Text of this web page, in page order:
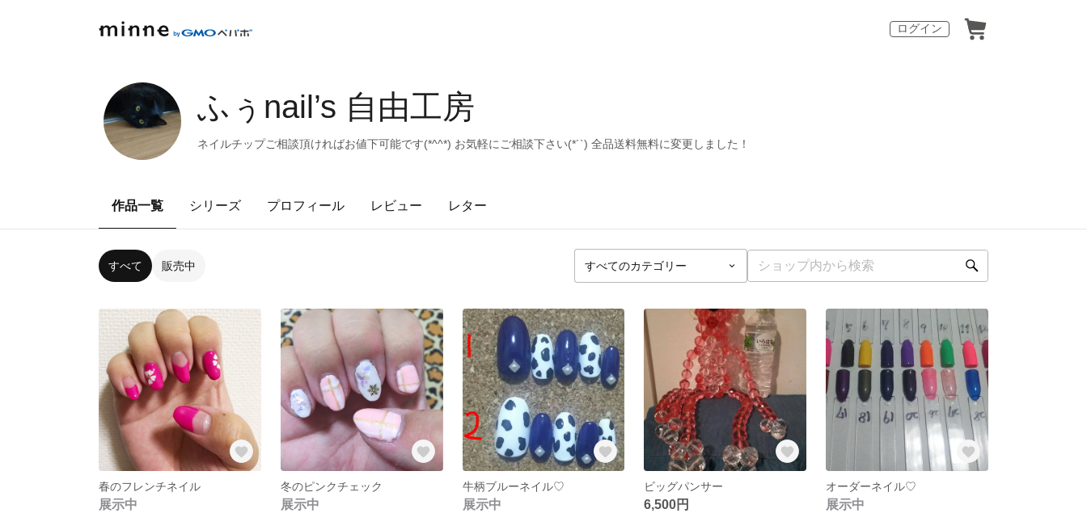
ログイン
ふぅnail’s 自由工房
ネイルチップご相談頂ければお値下可能です(*^^*) お気軽にご相談下さい(*´`) 全品送料無料に変更しました！
作品一覧 シリーズ プロフィール レビュー レター
すべて 販売中
春のフレンチネイル
展示中
冬のピンクチェック
展示中
牛柄ブルーネイル♡
展示中
ビッグパンサー
6,500円
オーダーネイル♡
展示中